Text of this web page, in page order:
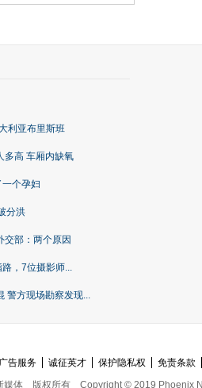
利亚布里斯班
多高 车厢内缺氧
个孕妇
分洪
交部：两个原因
，7位摄影师...
警方现场勘察发现...
广告服务 诚征英才 保护隐私权 免责条款
媒体
版权所有 Copyright © 2019 Phoenix